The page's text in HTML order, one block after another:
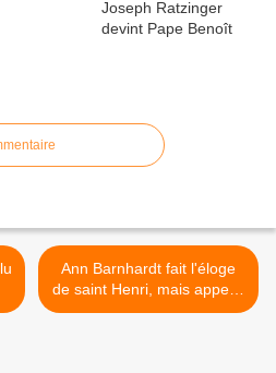
Ann Barnhardt fait l'éloge
de saint Henri, mais appelle
Benoît XVI "le pire pape de